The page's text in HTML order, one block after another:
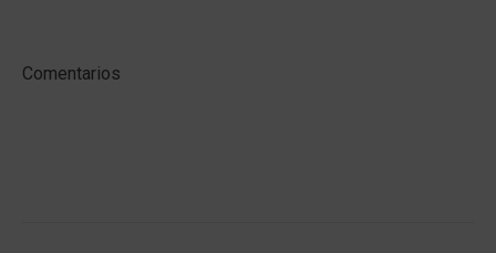
Comentarios